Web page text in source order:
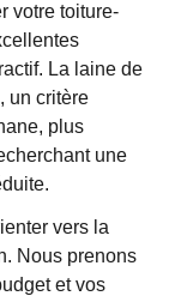
votre toiture-
La laine de
un critère
plus
une
vers la
Nous prenons
et vos